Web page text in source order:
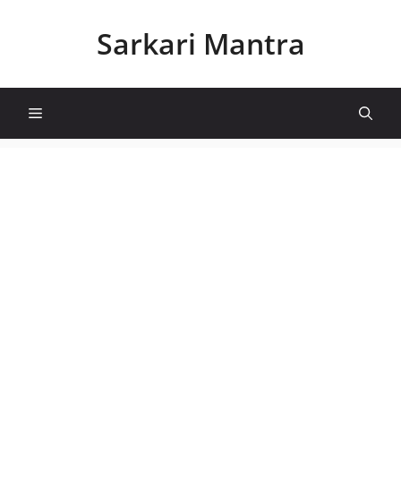
Sarkari Mantra
Menu